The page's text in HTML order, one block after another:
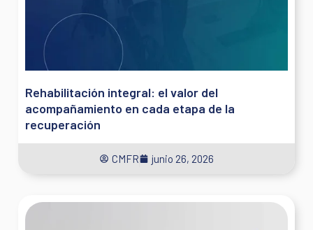
Rehabilitación integral: el valor del
acompañamiento en cada etapa de la
recuperación
CMFR junio 26, 2026